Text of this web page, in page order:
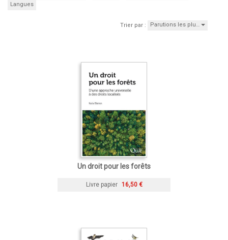
Langues
Trier par : Parutions les plu…
Un droit pour les forêts
Livre papier 16,50 €